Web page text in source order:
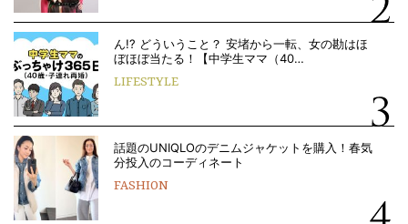
ん!? どういうこと？ 安堵から一転、女の勘はほ
ぼほぼ当たる！【中学生ママ（40…
LIFESTYLE
話題のUNIQLOのデニムジャケットを購入！春気
分投入のコーディネート
FASHION